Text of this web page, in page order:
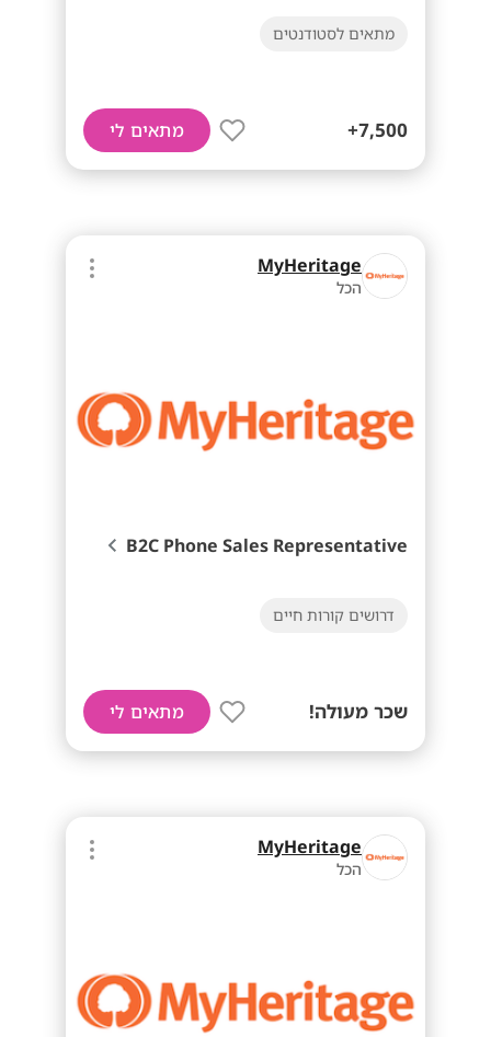
מתאים לסטודנטים
7,500+ מתאים לי
MyHeritage
הכל
B2C Phone Sales Representative
דרושים קורות חיים
שכר מעולה! מתאים לי
MyHeritage
הכל